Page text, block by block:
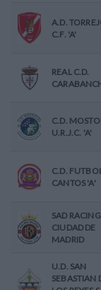
A.D.
C.F. 'A'
REAL C.D.
C.D.
U.R.J.C. 'A'
C.D.
CANTOS 'A'
SAD RACING
CIUDAD DE
MADRID
U.D. SAN
SEBASTIAN